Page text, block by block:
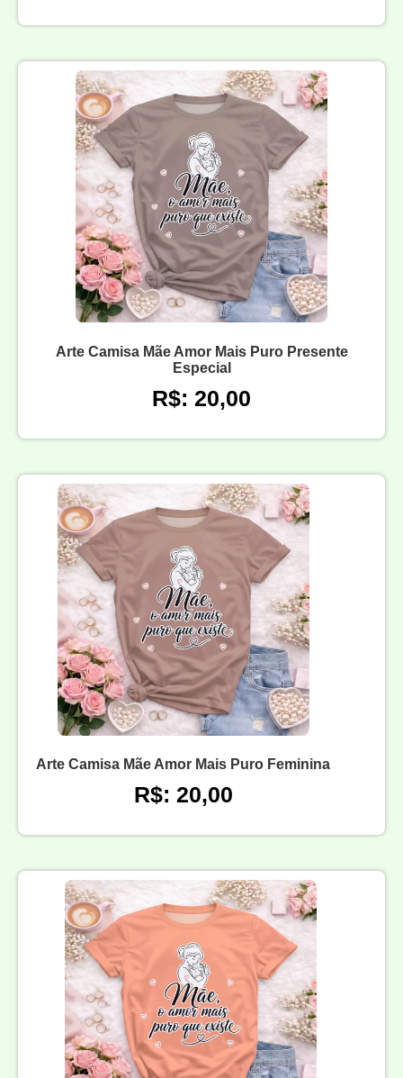
Arte Camisa Mãe Amor Mais Puro Presente
Especial
R$: 20,00
Arte Camisa Mãe Amor Mais Puro Feminina
R$: 20,00